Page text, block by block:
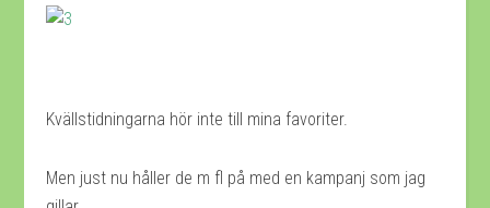
Kvällstidningarna hör inte till mina favoriter.
Men just nu håller de m fl på med en kampanj som jag